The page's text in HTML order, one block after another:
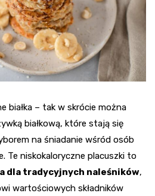
białka – tak w skrócie można
białkową, które stają się
na śniadanie wśród osób
Te niskokaloryczne placuszki to
dla tradycyjnych naleśników,
wartościowych składników